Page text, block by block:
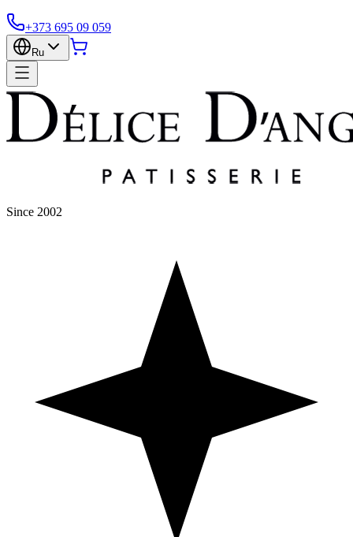
+373 695 09 059
Ru
Since 2002